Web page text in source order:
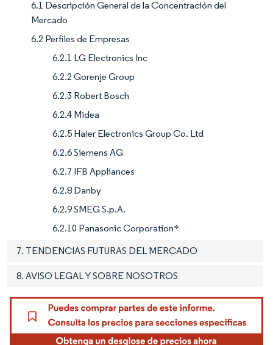
6.1 Descripción General de la Concentración del
Mercado
6.2 Perfiles de Empresas
6.2.1 LG Electronics Inc
6.2.2 Gorenje Group
6.2.3 Robert Bosch
6.2.4 Midea
6.2.5 Haier Electronics Group Co. Ltd
6.2.6 Siemens AG
6.2.7 IFB Appliances
6.2.8 Danby
6.2.9 SMEG S.p.A.
6.2.10 Panasonic Corporation*
7. TENDENCIAS FUTURAS DEL MERCADO
8. AVISO LEGAL Y SOBRE NOSOTROS